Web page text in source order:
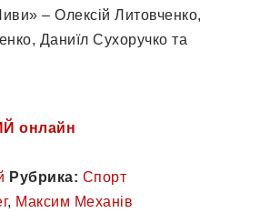
– Олексій Литовченко,
Даниїл Сухоручко та
онлайн
Рубрика: Спорт
, Максим Механів